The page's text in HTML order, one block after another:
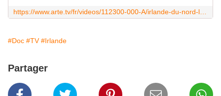
#Doc #TV #Irlande
Partager